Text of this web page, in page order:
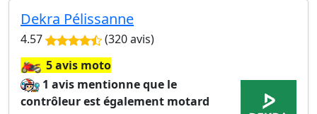
Dekra Pélissanne
4.57 (320 avis)
🏍️5 avis moto
1 avis mentionne que le
contrôleur est également motard